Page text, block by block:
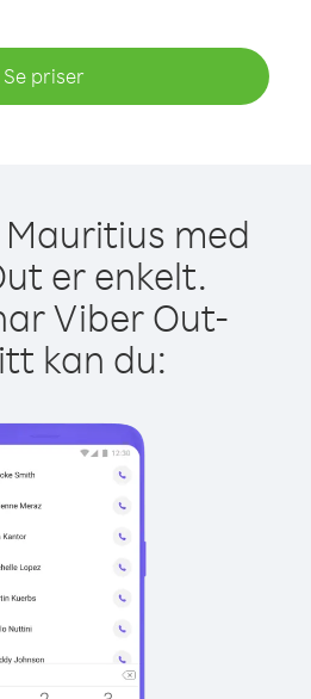
Se priser
med
er enkelt.
Viber Out-
kan du: